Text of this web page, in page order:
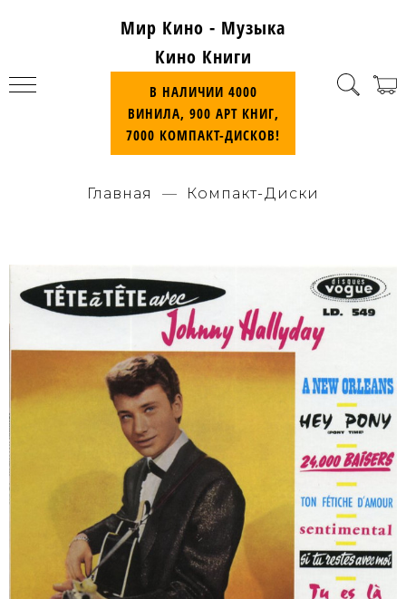
Мир Кино - Музыка
Кино Книги
В НАЛИЧИИ 4000
ВИНИЛА, 900 АРТ КНИГ,
7000 КОМПАКТ-ДИСКОВ!
Главная Компакт-Диски